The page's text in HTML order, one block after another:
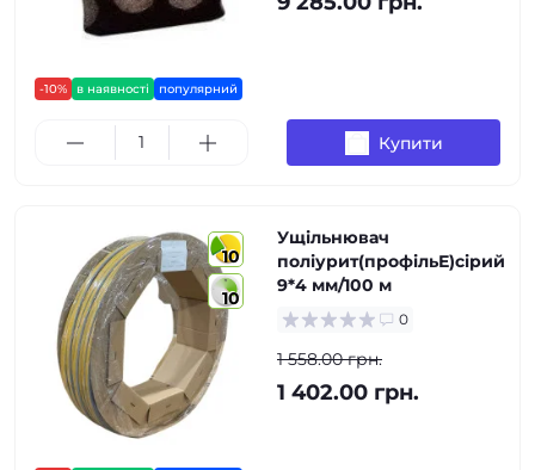
-10% в наявності популярний
Купити
10
10
Ущільнювач
поліурит(профільЕ)сірий
9*4 мм/100 м
0
1 558.00 грн.
1 402.00 грн.